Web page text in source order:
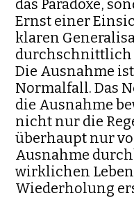
das Paradoxe,
Ernst einer
klaren
durchschnittlich
Die Ausnahme
Normalfall. Das
die Ausnahme
nicht nur die
überhaupt nur
Ausnahme
wirklichen
Wiederholung